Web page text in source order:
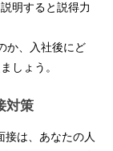
明すると説得力
か、入社後にど
しょう。
対策
は、あなたの人